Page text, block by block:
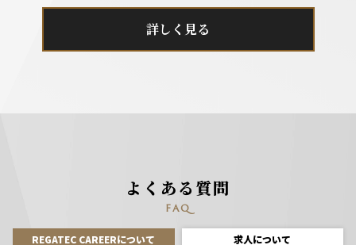
詳しく見る
よくある質問
FAQ
REGATEC CAREERについて 求人について